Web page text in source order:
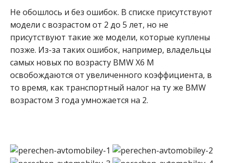
Не обошлось и без ошибок. В списке присутствуют
модели с возрастом от 2 до 5 лет, но не
присутствуют такие же модели, которые куплены
позже. Из-за таких ошибок, например, владельцы
самых новых по возрасту BMW X6 M
освобождаются от увеличенного коэффициента, в
то время, как транспортный налог на ту же BMW
возрастом 3 года умножается на 2.